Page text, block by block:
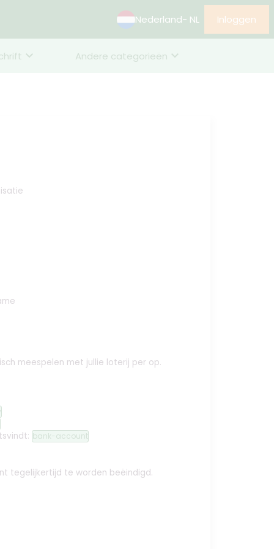
Nederland- NL Inloggen
Andere categorieën
meespelen met jullie loterij per op.
bank-account
tegelijkertijd te worden beëindigd.